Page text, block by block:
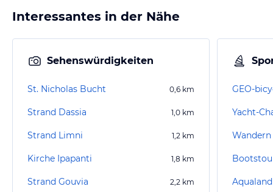
Interessantes in der Nähe
Sehenswürdigkeiten
St. Nicholas Bucht 0,6 km
Strand Dassia 1,0 km
Strand Limni 1,2 km
Kirche Ipapanti 1,8 km
Strand Gouvia 2,2 km
GEO-
Yacht-
Aqualand